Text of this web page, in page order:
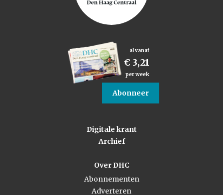
al vanaf
€ 3,21
per week
Abonneer
Digitale krant
Archief
Over DHC
Abonnementen
Adverteren